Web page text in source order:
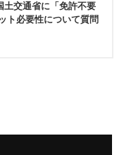
土交通省に「免許不要
ト必要性について質問